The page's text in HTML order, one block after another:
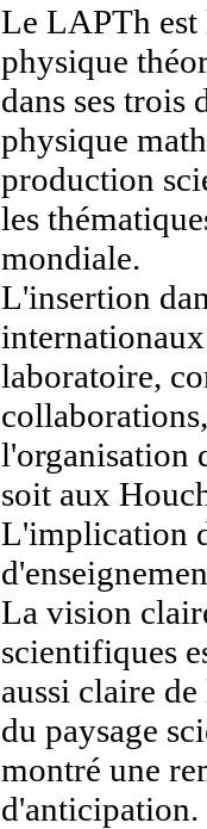
Le LAPTh est
physique
dans ses trois
physique
production
les
mondiale.
L'insertion
laboratoire,
l'organisation
soit aux
L'implication
La vision
scientifiques
aussi claire
du paysage
montré une
d'anticipation.